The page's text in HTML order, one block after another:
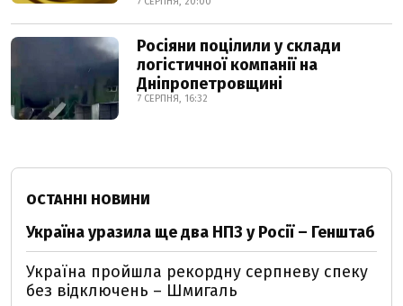
Росіяни поцілили у склади
логістичної компанії на
Дніпропетровщині
7 СЕРПНЯ, 16:32
ОСТАННІ НОВИНИ
Україна уразила ще два НПЗ у Росії – Генштаб
Україна пройшла рекордну серпневу спеку
без відключень – Шмигаль